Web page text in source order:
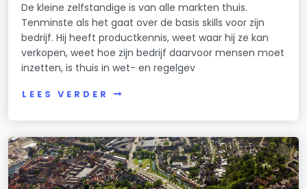
De kleine zelfstandige is van alle markten thuis.
Tenminste als het gaat over de basis skills voor zijn
bedrijf. Hij heeft productkennis, weet waar hij ze kan
verkopen, weet hoe zijn bedrijf daarvoor mensen moet
inzetten, is thuis in wet- en regelgev
LEES VERDER